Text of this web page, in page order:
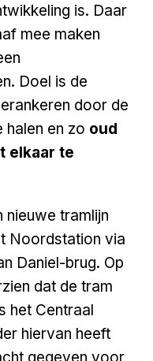
is. Daar
mee maken
Doel is de
door de
halen en zo oud
elkaar te
nieuwe tramlijn
Noordstation via
Daniel-brug. Op
dat de tram
het Centraal
hiervan heeft